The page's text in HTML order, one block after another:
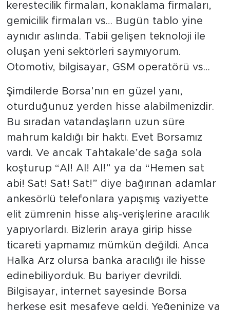
kerestecilik firmaları, konaklama firmaları,
gemicilik firmaları vs… Bugün tablo yine
aynıdır aslında. Tabii gelişen teknoloji ile
oluşan yeni sektörleri saymıyorum.
Otomotiv, bilgisayar, GSM operatörü vs…
Şimdilerde Borsa’nın en güzel yanı,
oturduğunuz yerden hisse alabilmenizdir.
Bu sıradan vatandaşların uzun süre
mahrum kaldığı bir haktı. Evet Borsamız
vardı. Ve ancak Tahtakale’de sağa sola
koşturup “Al! Al! Al!” ya da “Hemen sat
abi! Sat! Sat! Sat!” diye bağırınan adamlar
ankesörlü telefonlara yapışmış vaziyette
elit zümrenin hisse alış-verişlerine aracılık
yapıyorlardı. Bizlerin araya girip hisse
ticareti yapmamız mümkün değildi. Anca
Halka Arz olursa banka aracılığı ile hisse
edinebiliyorduk. Bu bariyer devrildi.
Bilgisayar, internet sayesinde Borsa
herkese eşit mesafeye geldi. Yeğeninize ya